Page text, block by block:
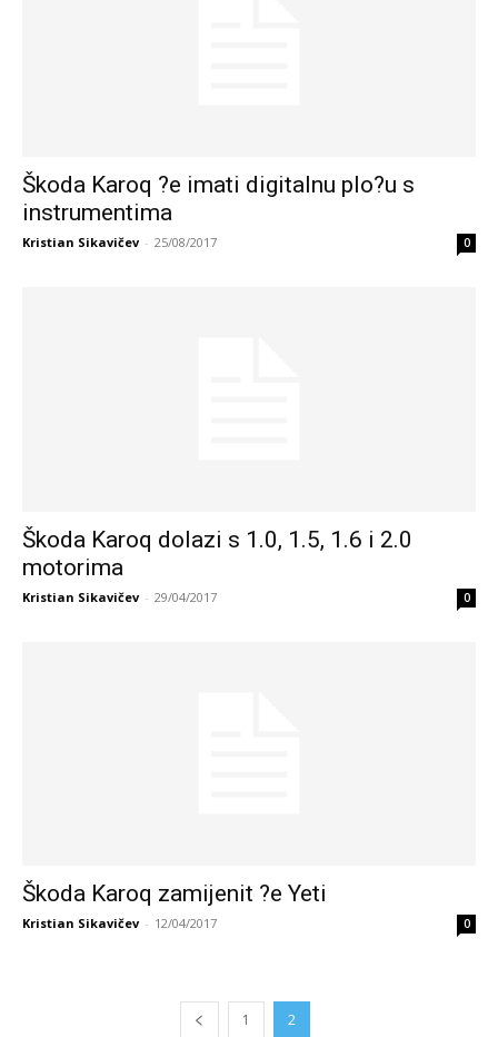
Škoda Karoq ?e imati digitalnu plo?u s
instrumentima
Kristian Sikavičev - 25/08/2017 0
Škoda Karoq dolazi s 1.0, 1.5, 1.6 i 2.0
motorima
Kristian Sikavičev - 29/04/2017 0
Škoda Karoq zamijenit ?e Yeti
Kristian Sikavičev - 12/04/2017 0
1 2